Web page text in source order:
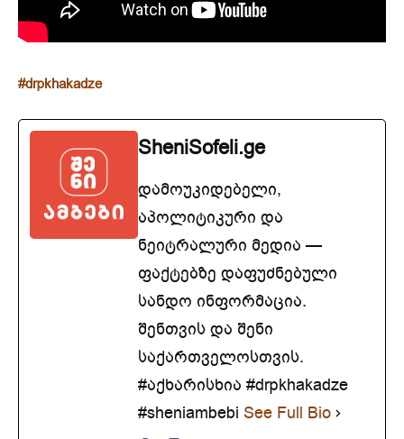
#drpkhakadze
SheniSofeli.ge
დამოუკიდებელი,
აპოლიტიკური და
ნეიტრალური მედია —
ფაქტებზე დაფუძნებული
სანდო ინფორმაცია.
შენთვის და შენი
საქართველოსთვის.
#აქხარისხია #drpkhakadze
#sheniambebi See Full Bio